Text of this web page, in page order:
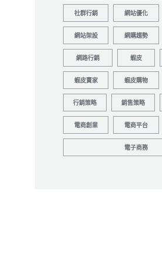
社群行銷 網站優化
網站架設 網購趨勢
網路行銷 蝦皮
蝦皮賣家 蝦皮購物
行銷策略 銷售策略
電商創業 電商平台
電子商務